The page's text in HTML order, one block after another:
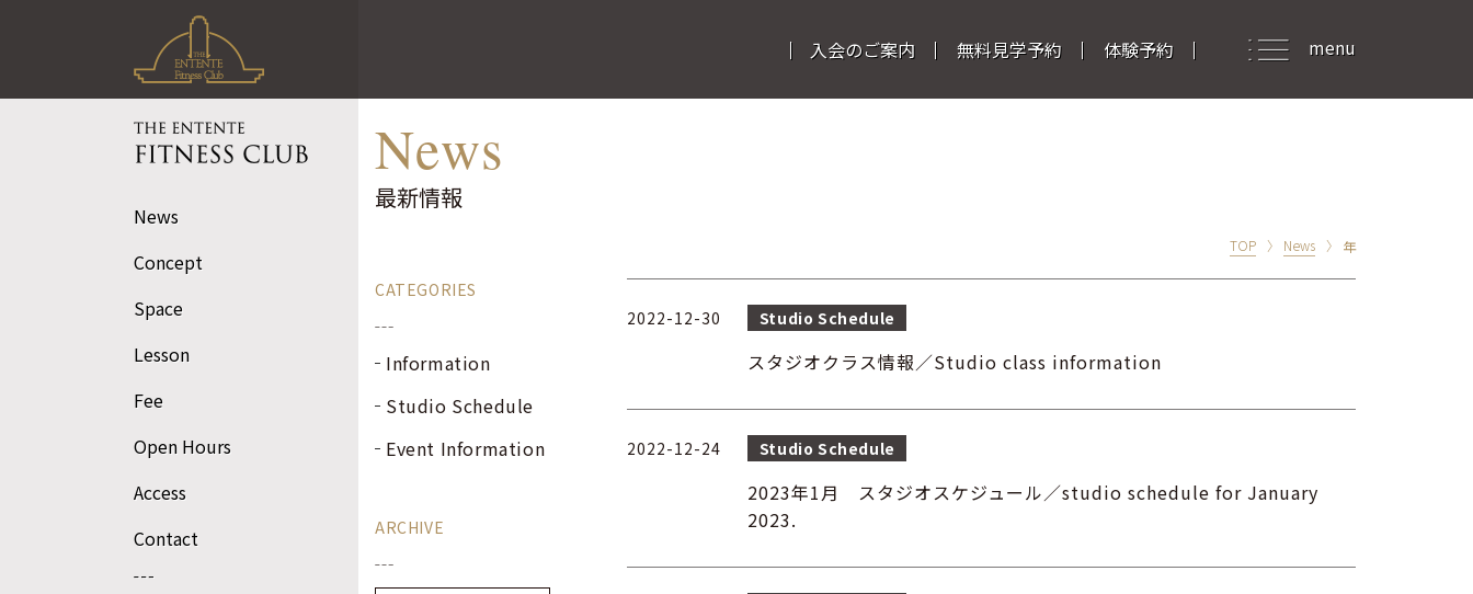
最新情報｜お知
らせ｜スタジオ
情報
入会のご案内 無料見学予約 体験予約 menu
News
最新情報
TOP News 年
2022-12-30 Studio Schedule
スタジオクラス情報／Studio class information
2022-12-24 Studio Schedule
2023年1月 スタジオスケジュール／studio schedule for January
2023.
CATEGORIES
Information
Studio Schedule
Event Information
ARCHIVE
ットネスクラブ
News
Concept
Space
Lesson
Fee
Open Hours
Access
Contact